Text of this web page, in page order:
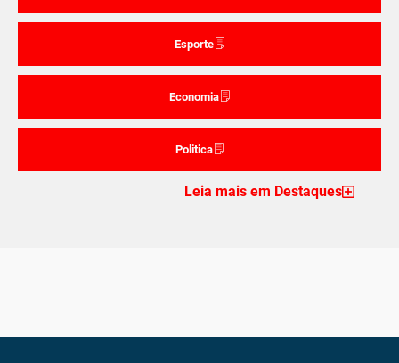
Esporte
Economia
Politica
Leia mais em Destaques